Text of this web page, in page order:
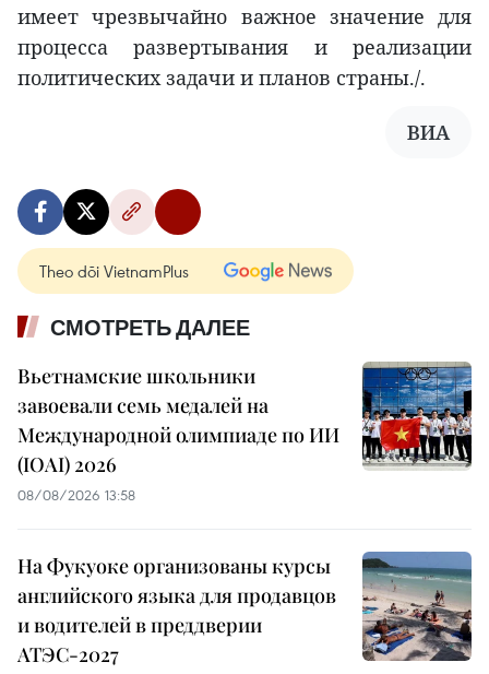
имеет чрезвычайно важное значение для
процесса развертывания и реализации
политических задачи и планов страны./.
ВИА
Theo dõi VietnamPlus
СМОТРЕТЬ ДАЛЕЕ
Вьетнамские школьники
завоевали семь медалей на
Международной олимпиаде по ИИ
(IOAI) 2026
08/08/2026 13:58
На Фукуоке организованы курсы
английского языка для продавцов
и водителей в преддверии
АТЭС-2027